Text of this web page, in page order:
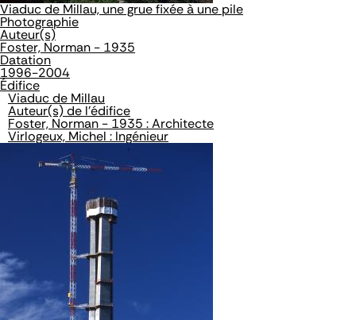
Viaduc de Millau, une grue fixée à une pile
Photographie
Auteur(s)
Foster, Norman - 1935
Datation
1996-2004
Édifice
Viaduc de Millau
Auteur(s) de l'édifice
Foster, Norman - 1935 : Architecte
Virlogeux, Michel : Ingénieur